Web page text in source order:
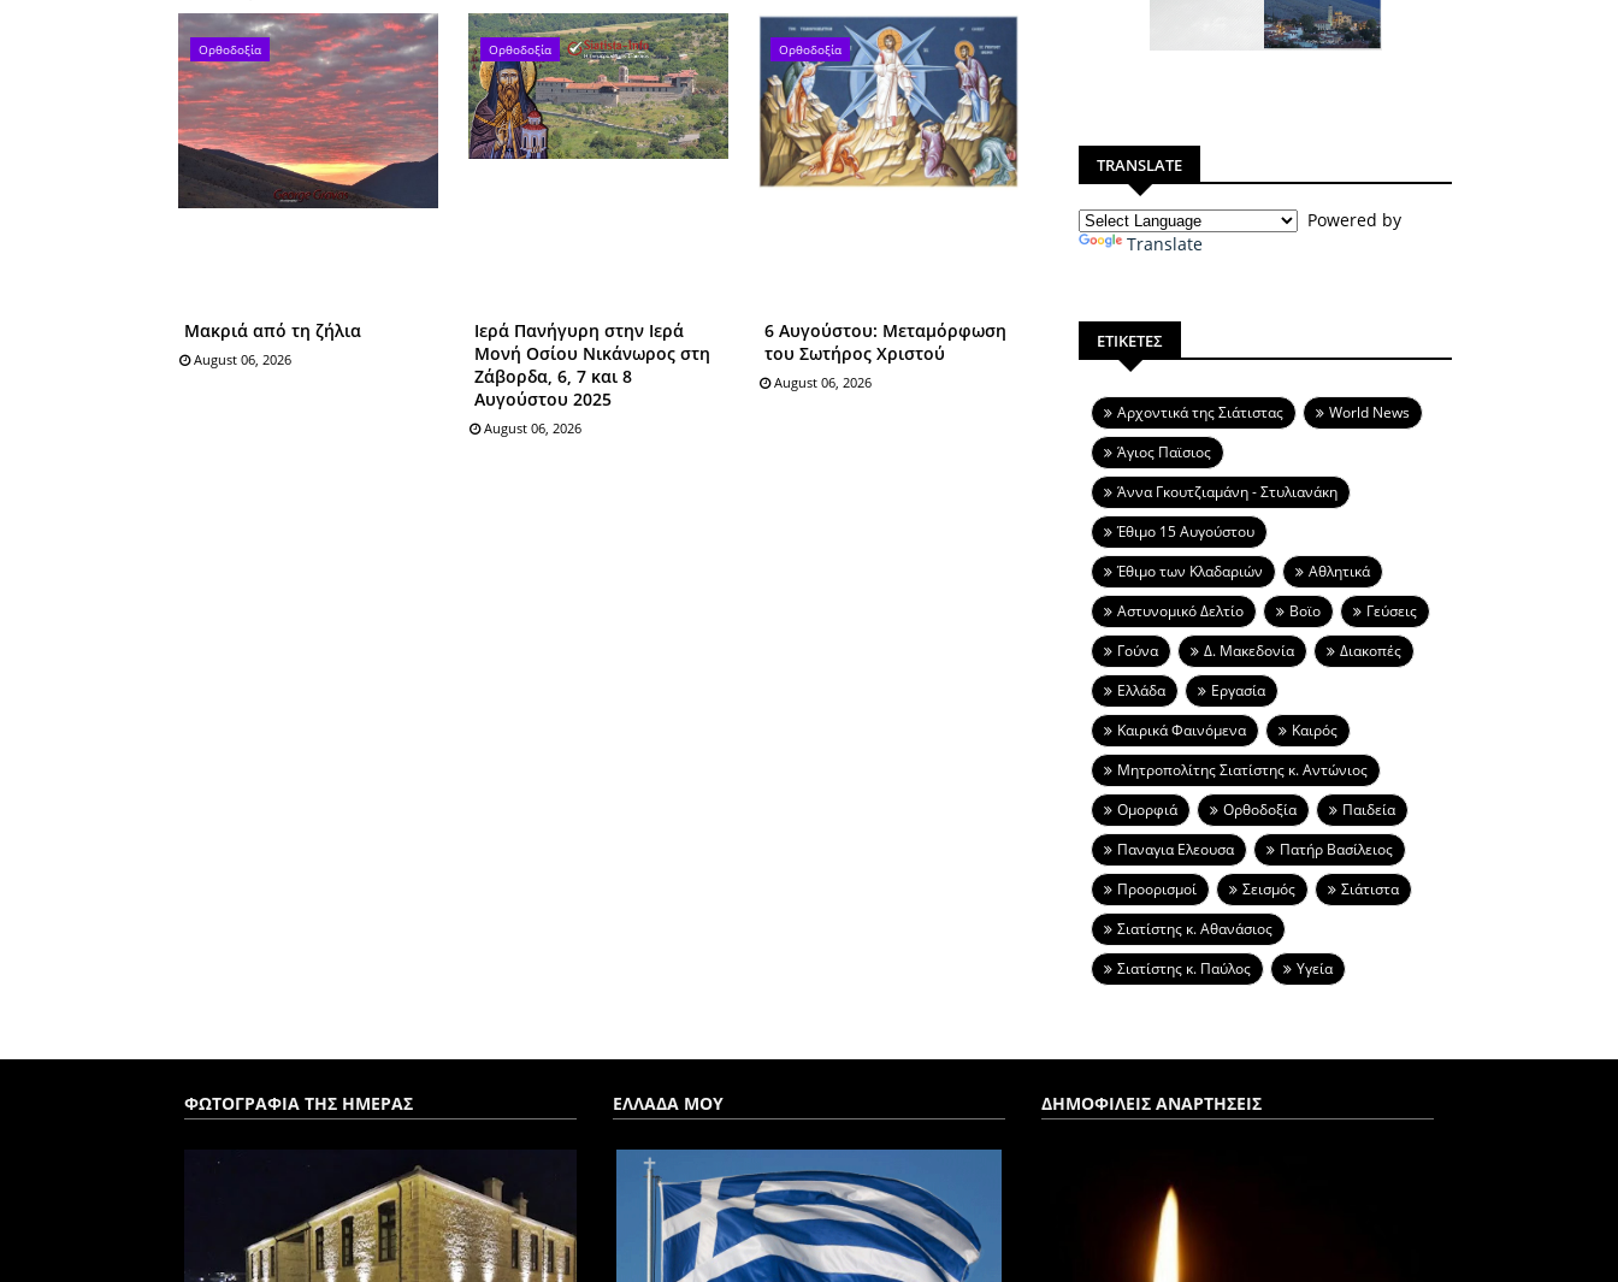
Ορθοδοξία
Μακριά από τη ζήλια
August 06, 2026
Ορθοδοξία
Ιερά Πανήγυρη στην Ιερά
Μονή Οσίου Νικάνωρος στη
Ζάβορδα, 6, 7 και 8
Αυγούστου 2025
August 06, 2026
Ορθοδοξία
6 Αυγούστου: Mεταμόρφωση
του Σωτήρος Xριστού
August 06, 2026
TRANSLATE
Powered by
Translate
ΕΤΙΚΕΤΕΣ
Aρχοντικά της Σιάτιστας
World News
Άγιος Παϊσιος
Άννα Γκουτζιαμάνη - Στυλιανάκη
Έθιμο 15 Αυγούστου
Έθιμο των Κλαδαριών
Αθλητικά
Αστυνομικό Δελτίο
Βοϊο
Γεύσεις
Γούνα
Δ. Μακεδονία
Διακοπές
Ελλάδα
Εργασία
Καιρικά Φαινόμενα
Καιρός
Μητροπολίτης Σιατίστης κ. Αντώνιος
Ομορφιά
Ορθοδοξία
Παιδεία
Παναγια Ελεουσα
Πατήρ Βασίλειος
Προορισμοί
Σεισμός
Σιάτιστα
Σιατίστης κ. Αθανάσιος
Σιατίστης κ. Παύλος
Υγεία
ΦΩΤΟΓΡΑΦΙΑ ΤΗΣ ΗΜΕΡΑΣ ΕΛΛΑΔΑ ΜΟΥ ΔΗΜΟΦΙΛΕΙΣ ΑΝΑΡΤΗΣΕΙΣ